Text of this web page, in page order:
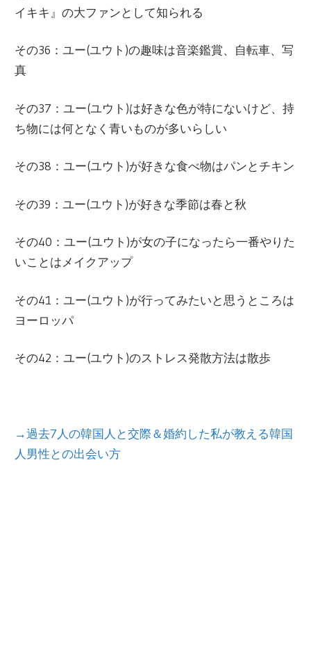
イキキ』の大ファンとして知られる
その36：ユー(ユウト)の趣味は音楽鑑賞、自転車、写
真
その37：ユー(ユウト)は好きな色が特にないけど、持
ち物には何となく青いものが多いらしい
その38：ユー(ユウト)が好きな食べ物はパンとチキン
その39：ユー(ユウト)が好きな季節は春と秋
その40：ユー(ユウト)が女の子になったら一番やりた
いことはメイクアップ
その41：ユー(ユウト)が行ってみたいと思うところは
ヨーロッパ
その42：ユー(ユウト)のストレス発散方法は散歩
→過去7人の韓国人と交際＆婚約した私が教える韓国
人男性との出会い方